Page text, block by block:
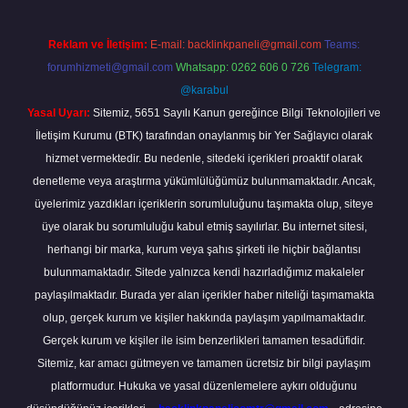
Reklam ve İletişim: E-mail: backlinkpaneli@gmail.com Teams:
forumhizmeti@gmail.com Whatsapp: 0262 606 0 726 Telegram:
@karabul
Yasal Uyarı: Sitemiz, 5651 Sayılı Kanun gereğince Bilgi Teknolojileri ve
İletişim Kurumu (BTK) tarafından onaylanmış bir Yer Sağlayıcı olarak
hizmet vermektedir. Bu nedenle, sitedeki içerikleri proaktif olarak
denetleme veya araştırma yükümlülüğümüz bulunmamaktadır. Ancak,
üyelerimiz yazdıkları içeriklerin sorumluluğunu taşımakta olup, siteye
üye olarak bu sorumluluğu kabul etmiş sayılırlar. Bu internet sitesi,
herhangi bir marka, kurum veya şahıs şirketi ile hiçbir bağlantısı
bulunmamaktadır. Sitede yalnızca kendi hazırladığımız makaleler
paylaşılmaktadır. Burada yer alan içerikler haber niteliği taşımamakta
olup, gerçek kurum ve kişiler hakkında paylaşım yapılmamaktadır.
Gerçek kurum ve kişiler ile isim benzerlikleri tamamen tesadüfidir.
Sitemiz, kar amacı gütmeyen ve tamamen ücretsiz bir bilgi paylaşım
platformudur. Hukuka ve yasal düzenlemelere aykırı olduğunu